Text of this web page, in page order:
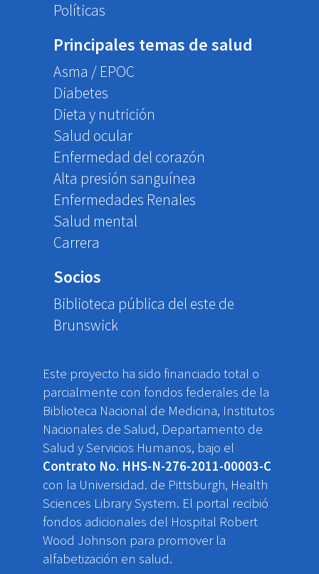
Políticas
Principales temas de salud
Asma / EPOC
Diabetes
Dieta y nutrición
Salud ocular
Enfermedad del corazón
Alta presión sanguínea
Enfermedades Renales
Salud mental
Carrera
Socios
Biblioteca pública del este de
Brunswick
Este proyecto ha sido financiado total o
parcialmente con fondos federales de la
Biblioteca Nacional de Medicina, Institutos
Nacionales de Salud, Departamento de
Salud y Servicios Humanos, bajo el
Contrato No. HHS-N-276-2011-00003-C
con la Universidad. de Pittsburgh, Health
Sciences Library System. El portal recibió
fondos adicionales del Hospital Robert
Wood Johnson para promover la
alfabetización en salud.